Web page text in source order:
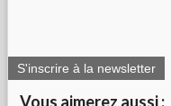
S'inscrire à la newsletter
Vous aimerez aussi :